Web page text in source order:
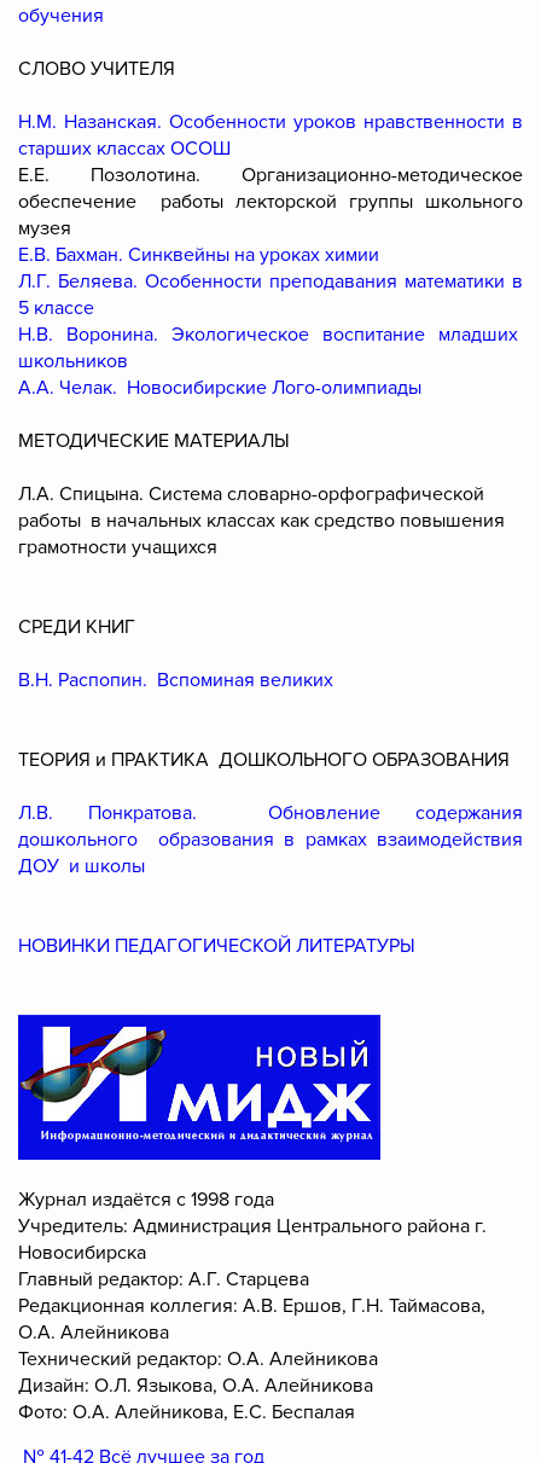
обучения
СЛОВО УЧИТЕЛЯ
Н.М. Назанская. Особенности уроков нравственности в
старших классах ОСОШ
Е.Е. Позолотина. Организационно-методическое
обеспечение работы лекторской группы школьного
музея
Е.В. Бахман. Синквейны на уроках химии
Л.Г. Беляева. Особенности преподавания математики в
5 классе
Н.В. Воронина. Экологическое воспитание младших
школьников
А.А. Челак. Новосибирские Лого-олимпиады
МЕТОДИЧЕСКИЕ МАТЕРИАЛЫ
Л.А. Спицына. Система словарно-орфографической
работы в начальных классах как средство повышения
грамотности учащихся
СРЕДИ КНИГ
В.Н. Распопин. Вспоминая великих
ТЕОРИЯ и ПРАКТИКА ДОШКОЛЬНОГО ОБРАЗОВАНИЯ
Л.В. Понкратова. Обновление содержания
дошкольного образования в рамках взаимодействия
ДОУ и школы
НОВИНКИ ПЕДАГОГИЧЕСКОЙ ЛИТЕРАТУРЫ
Журнал издаётся с 1998 года
Учредитель: Администрация Центрального района г.
Новосибирска
Главный редактор: А.Г. Старцева
Редакционная коллегия: А.В. Ершов, Г.Н. Таймасова,
О.А. Алейникова
Технический редактор: О.А. Алейникова
Дизайн: О.Л. Языкова, О.А. Алейникова
Фото: О.А. Алейникова, Е.С. Беспалая
№ 41-42 Всё лучшее за год